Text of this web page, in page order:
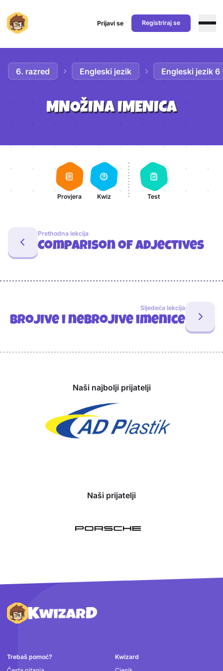
Prijavi se Registriraj se
6. razred Engleski jezik Engleski jezik
MNOŽINA IMENICA
Provjera Kwiz Test
Prethodna lekcija
Comparison of adjectives
Sljedeća lekcija
Brojive i nebrojive imenice
Naši najbolji prijatelji
Naši prijatelji
Podnožje
Trebaš pomoć?
Kwizard